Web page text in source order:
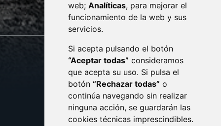
web; Analíticas, para mejorar el
funcionamiento de la web y sus
servicios.
Si acepta pulsando el botón
“Aceptar todas” consideramos
que acepta su uso. Si pulsa el
botón “Rechazar todas” o
continúa navegando sin realizar
ninguna acción, se guardarán las
cookies técnicas imprescindibles.
monzon.es
CONTACTO
AVISO LEGAL
PROTECCIÓN DE DATOS
POLÍTICA DE COOKIES
ACCESIBILIDAD
ENLACE EXTERNO AL